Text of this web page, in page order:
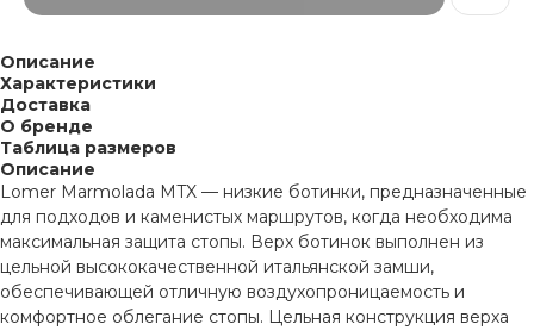
Описание
Характеристики
Доставка
О бренде
Таблица размеров
Описание
Lomer Marmolada MTX — низкие ботинки, предназначенные
для подходов и каменистых маршрутов, когда необходима
максимальная защита стопы. Верх ботинок выполнен из
цельной высококачественной итальянской замши,
обеспечивающей отличную воздухопроницаемость и
комфортное облегание стопы. Цельная конструкция верха